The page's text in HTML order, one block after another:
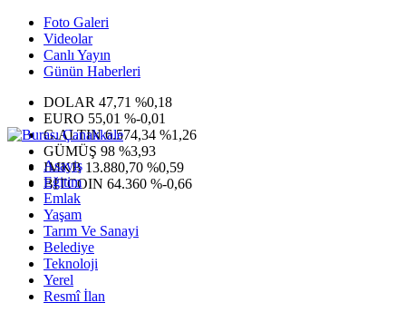
Foto Galeri
Videolar
Canlı Yayın
Günün Haberleri
DOLAR 47,71 %0,18
EURO 55,01 %-0,01
G.ALTIN6.574,34 %1,26
GÜMÜŞ 98 %3,93
IMKB 13.880,70 %0,59
BITCOIN 64.360 %-0,66
Asayiş
Eğitim
Emlak
Yaşam
Tarım Ve Sanayi
Belediye
Teknoloji
Yerel
Resmî İlan